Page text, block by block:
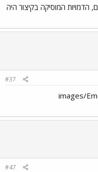
הדמויות המוסיקה בקיצור היה
#37
#47